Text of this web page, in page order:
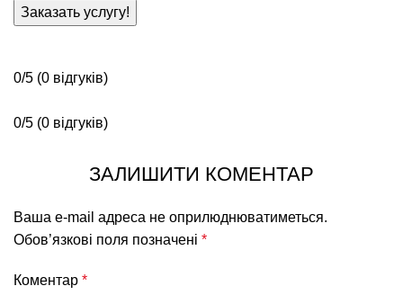
Заказать услугу!
0/5 (0 відгуків)
0/5 (0 відгуків)
ЗАЛИШИТИ КОМЕНТАР
Ваша e-mail адреса не оприлюднюватиметься.
Обов’язкові поля позначені *
Коментар *